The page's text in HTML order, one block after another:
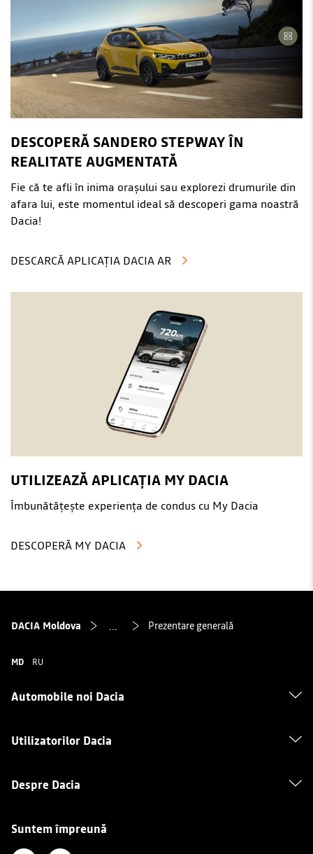
DESCOPERĂ SANDERO STEPWAY ÎN
REALITATE AUGMENTATĂ
Fie că te afli în inima orașului sau explorezi drumurile din
afara lui, este momentul ideal să descoperi gama noastră
Dacia!
DESCARCĂ APLICAȚIA DACIA AR
UTILIZEAZĂ APLICAȚIA MY DACIA
Îmbunătățește experiența de condus cu My Dacia
DESCOPERĂ MY DACIA